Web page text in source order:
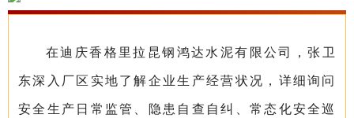
在迪庆香格里拉昆钢鸿达水泥有限公司，张卫
东深入厂区实地了解企业生产经营状况，详细询问
安全生产日常监管、隐患自查自纠、常态化安全巡